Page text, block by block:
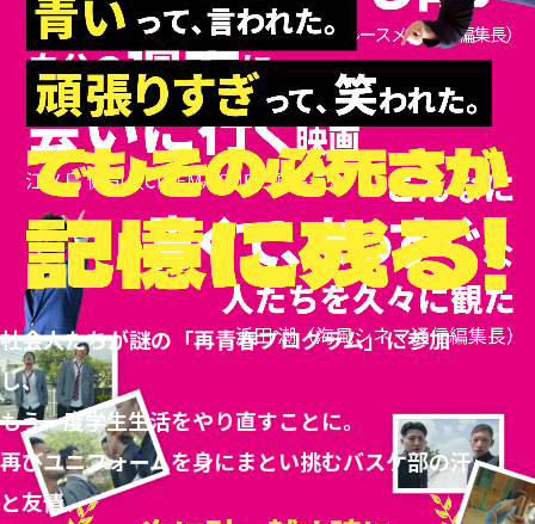
社会人たちが謎の「再青春プログラム」に参加
し、
もう一度学生生活をやり直すことに。
再びユニフォームを身にまとい挑むバスケ部の汗
と友情、